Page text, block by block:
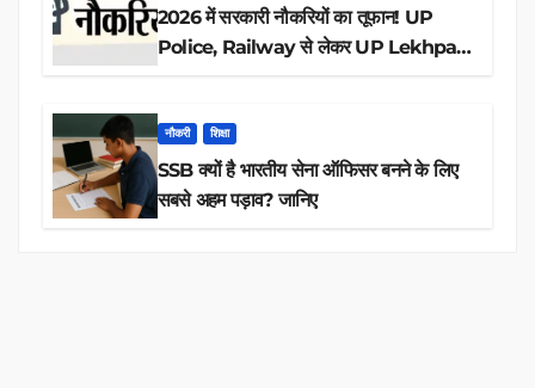
2026 में सरकारी नौकरियों का तूफान! UP
Police, Railway से लेकर UP Lekhpal
नौकरी शिक्षा
SSB क्यों है भारतीय सेना ऑफिसर बनने के लिए
सबसे अहम पड़ाव? जानिए